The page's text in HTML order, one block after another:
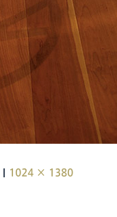
| 1024 × 1380